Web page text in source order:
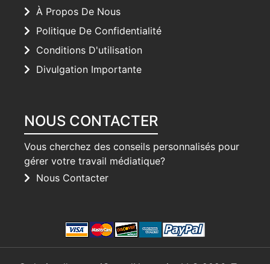
À Propos De Nous
Politique De Confidentialité
Conditions D'utilisation
Divulgation Importante
NOUS CONTACTER
Vous cherchez des conseils personnalisés pour
gérer votre travail médiatique?
Nous Contacter